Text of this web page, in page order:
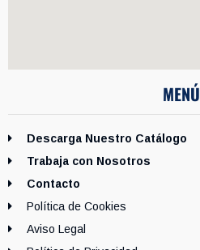
MENÚ
Descarga Nuestro Catálogo
Trabaja con Nosotros
Contacto
Política de Cookies
Aviso Legal